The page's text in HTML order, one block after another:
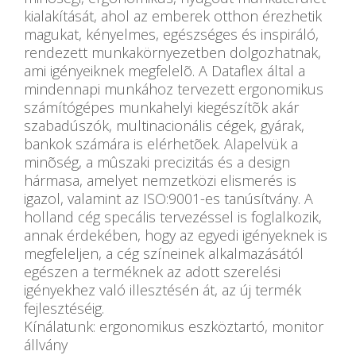
kialakítását, ahol az emberek otthon érezhetik
magukat, kényelmes, egészséges és inspiráló,
rendezett munkakörnyezetben dolgozhatnak,
ami igényeiknek megfelelõ. A Dataflex által a
mindennapi munkához tervezett ergonomikus
számítógépes munkahelyi kiegészítõk akár
szabadúszók, multinacionális cégek, gyárak,
bankok számára is elérhetõek. Alapelvük a
minõség, a mûszaki precizitás és a design
hármasa, amelyet nemzetközi elismerés is
igazol, valamint az ISO:9001-es tanúsítvány. A
holland cég specális tervezéssel is foglalkozik,
annak érdekében, hogy az egyedi igényeknek is
megfeleljen, a cég színeinek alkalmazásától
egészen a terméknek az adott szerelési
igényekhez való illesztésén át, az új termék
fejlesztéséig.
Kínálatunk: ergonomikus eszköztartó, monitor
állvány